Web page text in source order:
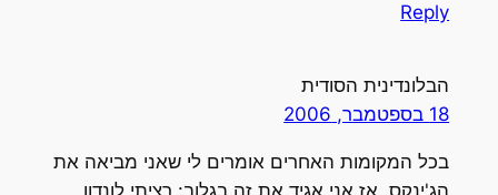
Reply
הבלונדינית הסודית
18 בספטמבר, 2006
בכל המקומות האחרים אומרים לי שאני מביאה את